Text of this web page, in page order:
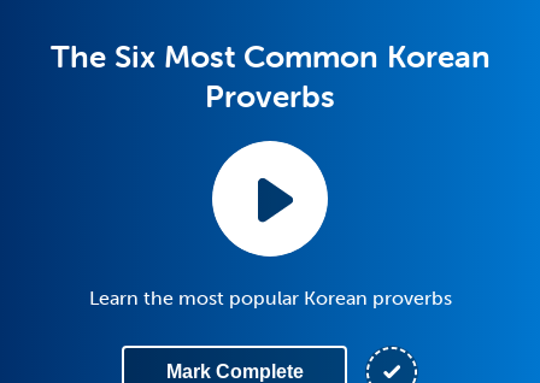
The Six Most Common Korean
Proverbs
Learn the most popular Korean proverbs
Mark Complete